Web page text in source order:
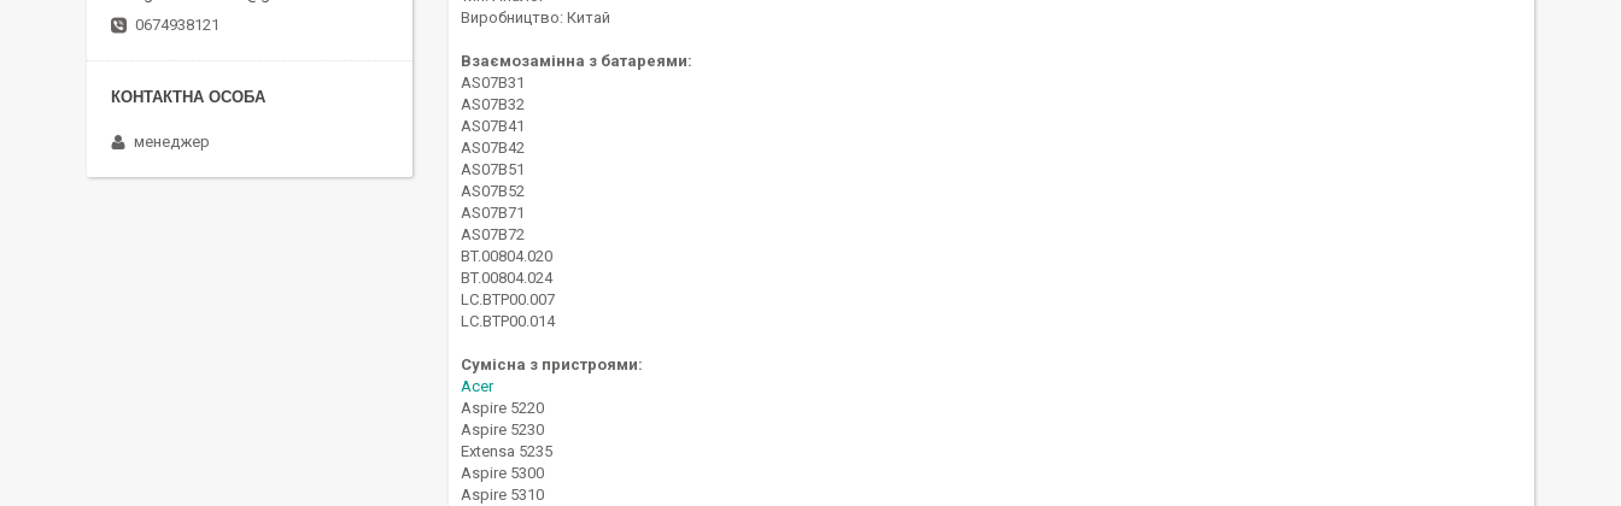
Виробництво: Китай
Взаємозамінна з батареями:
AS07B31
AS07B32
AS07B41
AS07B42
AS07B51
AS07B52
AS07B71
AS07B72
BT.00804.020
BT.00804.024
LC.BTP00.007
LC.BTP00.014
Сумісна з пристроями:
Acer
Aspire 5220
Aspire 5230
Extensa 5235
Aspire 5300
Aspire 5310
0674938121
менеджер